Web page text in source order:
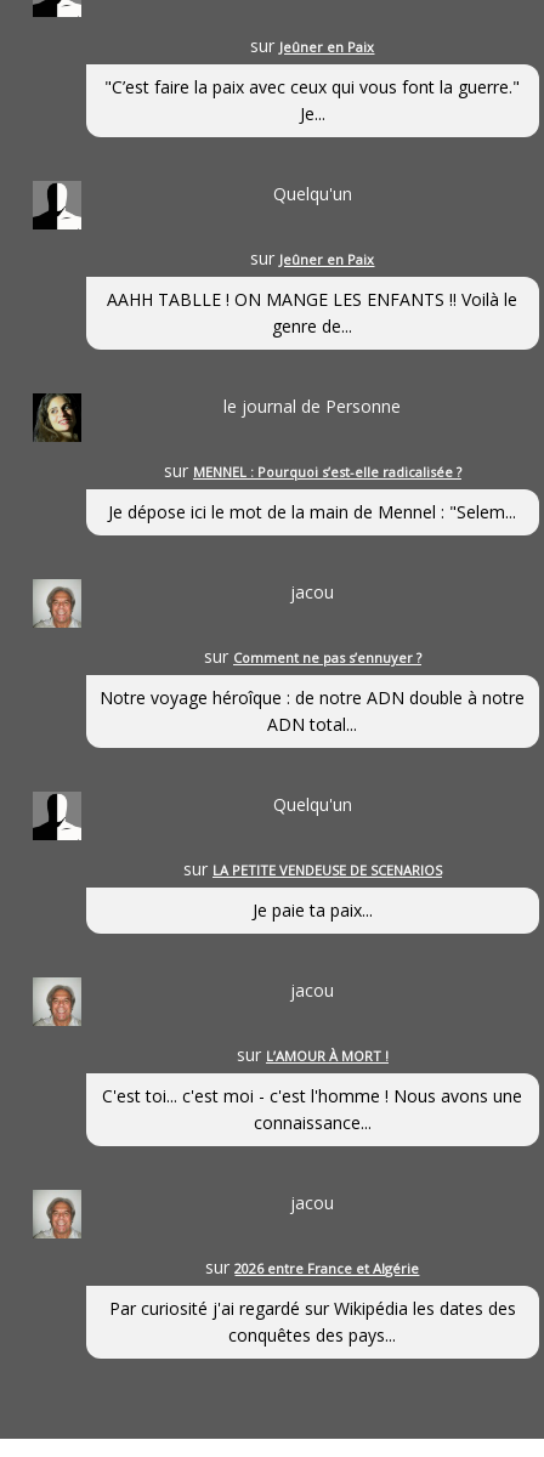
sur Jeûner en Paix
"C’est faire la paix avec ceux qui vous font la guerre."
Je...
Quelqu'un
sur Jeûner en Paix
AAHH TABLLE ! ON MANGE LES ENFANTS !! Voilà le
genre de...
le journal de Personne
sur MENNEL : Pourquoi s’est-elle radicalisée ?
Je dépose ici le mot de la main de Mennel : "Selem...
jacou
sur Comment ne pas s’ennuyer ?
Notre voyage héroîque : de notre ADN double à notre
ADN total...
Quelqu'un
sur LA PETITE VENDEUSE DE SCENARIOS
Je paie ta paix...
jacou
sur L’AMOUR À MORT !
C'est toi... c'est moi - c'est l'homme ! Nous avons une
connaissance...
jacou
sur2026 entre France et Algérie
Par curiosité j'ai regardé sur Wikipédia les dates des
conquêtes des pays...